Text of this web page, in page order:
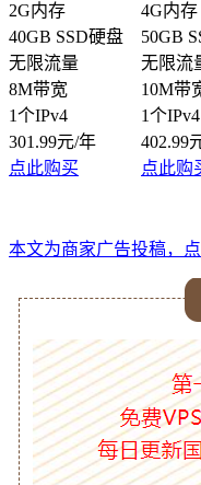
2G内存
4G内存
40GB SSD硬盘
50GB
无限流量
无限流
8M带宽
10M带
1个IPv4
1个IPv4
301.99元/年
402.99
点此购买
点此购
本文为商家广告投稿，